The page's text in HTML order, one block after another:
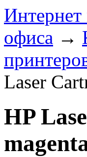
Интернет
офиса →
Laser
HP